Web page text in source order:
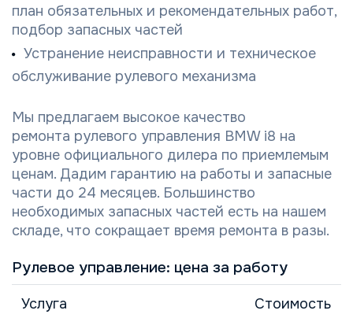
план обязательных и рекомендательных работ,
подбор запасных частей
Устранение неисправности и техническое
обслуживание рулевого механизма
Мы предлагаем высокое качество
ремонта рулевого управления BMW i8 на
уровне официального дилера по приемлемым
ценам. Дадим гарантию на работы и запасные
части до 24 месяцев. Большинство
необходимых запасных частей есть на нашем
складе, что сокращает время ремонта в разы.
Рулевое управление: цена за работу
Услуга Стоимость